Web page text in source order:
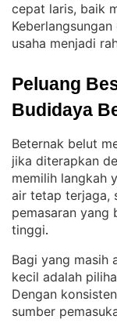
cepat laris, baik
usaha menjadi
Peluang
Budidaya
Beternak belut
jika diterapkan
memilih langkah
air tetap terjaga,
pemasaran yang
tinggi.
Bagi yang masih
kecil adalah
Dengan
sumber